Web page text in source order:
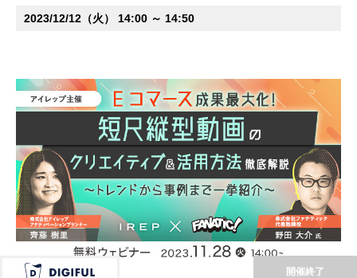
2023/12/12（火） 14:00 ～ 14:50
開催終了